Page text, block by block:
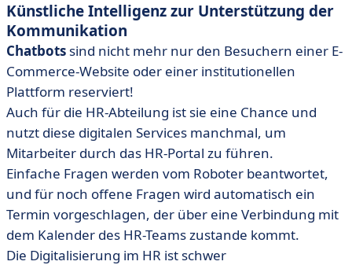
Künstliche Intelligenz zur Unterstützung der
Kommunikation
Chatbots sind nicht mehr nur den Besuchern einer E-
Commerce-Website oder einer institutionellen
Plattform reserviert!
Auch für die HR-Abteilung ist sie eine Chance und
nutzt diese digitalen Services manchmal, um
Mitarbeiter durch das HR-Portal zu führen.
Einfache Fragen werden vom Roboter beantwortet,
und für noch offene Fragen wird automatisch ein
Termin vorgeschlagen, der über eine Verbindung mit
dem Kalender des HR-Teams zustande kommt.
Die Digitalisierung im HR ist schwer